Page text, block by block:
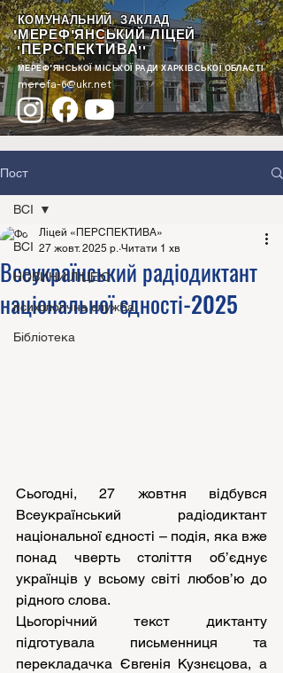
КОМУНАЛЬНИЙ ЗАКЛАД
"МЕРЕФ'ЯНСЬКИЙ ЛІЦЕЙ
"ПЕРСПЕКТИВА""
МЕРЕФ'ЯНСЬКОЇ МІСЬКОЇ РАДИ ХАРКІВСЬКОЇ ОБЛАСТІ
merefa-6@ukr.net
Пост
ВСІ
НОВИНИ ЛІЦЕЮ
психологічна служба
Бібліотека
ВСІ
Всеукраїнський радіодиктант
національної єдності-2025
Ліцей «ПЕРСПЕКТИВА»
27 жовт. 2025 р. Читати 1 хв
Сьогодні, 27 жовтня відбувся
Всеукраїнський радіодиктант
національної єдності – подія, яка вже
понад чверть століття об’єднує
українців у всьому світі любов’ю до
рідного слова.
Цьогорічний текст диктанту
підготувала письменниця та
перекладачка Євгенія Кузнєцова, а